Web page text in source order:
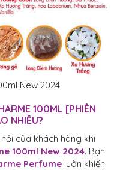
New 2024
100ML [PHIÊN
NHIÊU?
của khách hàng khi
100ml New 2024. Bạn
Perfume luôn khiến